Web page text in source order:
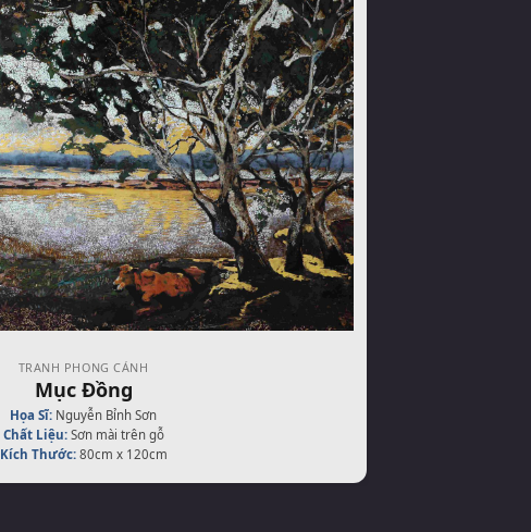
TRANH PHONG CẢNH
Mục Đồng
Họa Sĩ: Nguyễn Bỉnh Sơn
Chất Liệu: Sơn mài trên gỗ
Kích Thước:80cm x 120cm